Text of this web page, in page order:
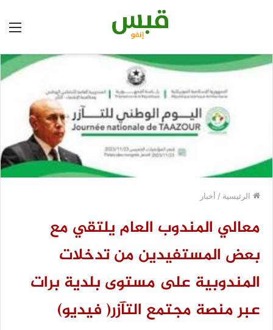
الرئيسية / أخبار
معالي المندوب العام يلتقي مع
بعض المستفيدين من تدخلات
المندوبية على مستوى بلدية برات
عبر منصة مجتمع التآزر( فيديو)